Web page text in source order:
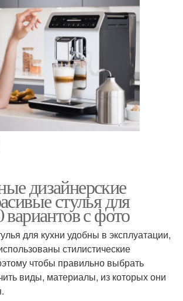
дизайнерские
стулья для
с фото
для кухни удобны в эксплуатации,
стилистические
чтобы правильно выбрать
виды, материалы, из которых они